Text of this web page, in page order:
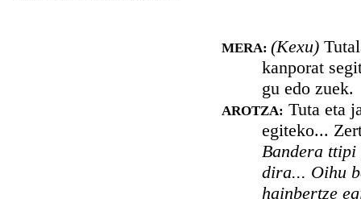
MERA: (Kexu)
kanporat
gu edo zuek.
AROTZA: Tuta eta
egiteko...
Bandera ttipi
dira... Oihu
hainbertze